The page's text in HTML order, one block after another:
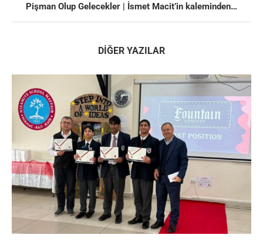
Pişman Olup Gelecekler | İsmet Macit’in kaleminden…
DIĞER YAZILAR